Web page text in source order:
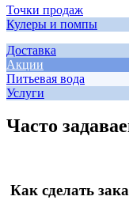
Точки продаж
Кулеры и помпы
Доставка
Акции
Питьевая вода
Услуги
Часто
Как сделать